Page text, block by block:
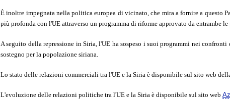
È inoltre impegnata nella politica europea di vicinato, che mira a fornire a questo
più profonda con l'UE attraverso un programma di riforme approvato da entrambe le
A seguito della repressione in Siria, l'UE ha sospeso i suoi programmi nei
sostegno per la popolazione siriana.
Lo stato delle relazioni commerciali tra l'UE e la Siria è disponibile sul sito web
L'evoluzione delle relazioni politiche tra l'UE e la Siria è disponibile sul sito web